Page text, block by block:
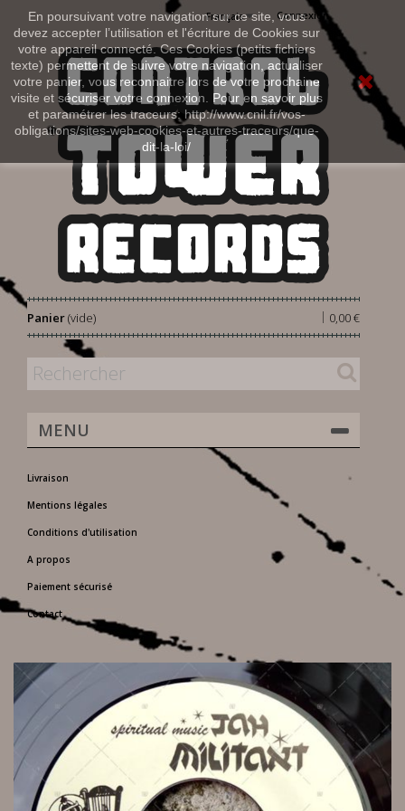
En poursuivant votre navigation sur ce site, vous
devez accepter l’utilisation et l'écriture de Cookies sur
votre appareil connecté. Ces Cookies (petits fichiers
texte) permettent de suivre votre navigation, actualiser
votre panier, vous reconnaitre lors de votre prochaine
visite et sécuriser votre connexion. Pour en savoir plus
et paramétrer les traceurs: http://www.cnil.fr/vos-
obligations/sites-web-cookies-et-autres-traceurs/que-
dit-la-loi/
Connexion
Français
Panier 0,00 €
|
(vide)
MENU
Livraison
Mentions légales
Conditions d'utilisation
A propos
Paiement sécurisé
Contact